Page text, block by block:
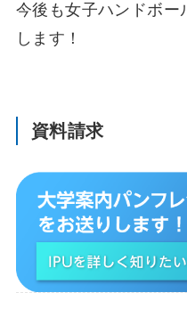
今後も女子ハンドボー
します！
資料請求